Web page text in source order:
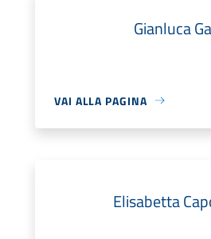
Gianluca
VAI ALLA PAGINA
Elisabetta